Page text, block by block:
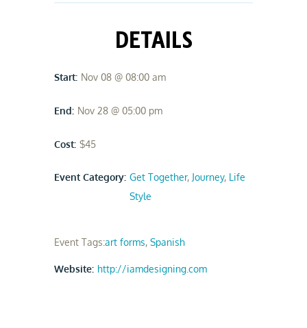
DETAILS
Start: Nov 08 @ 08:00 am
End: Nov 28 @ 05:00 pm
Cost: $45
Event Category: Get Together, Journey, Life
Style
Event Tags:art forms, Spanish
Website: http://iamdesigning.com